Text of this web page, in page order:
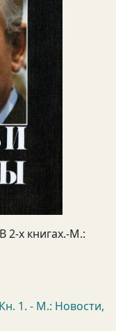
х книгах.-М.:
1. - М.: Новости,